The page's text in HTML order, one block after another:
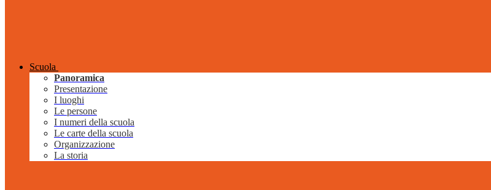
Scuola
Panoramica
Presentazione
I luoghi
Le persone
I numeri della scuola
Le carte della scuola
Organizzazione
La storia